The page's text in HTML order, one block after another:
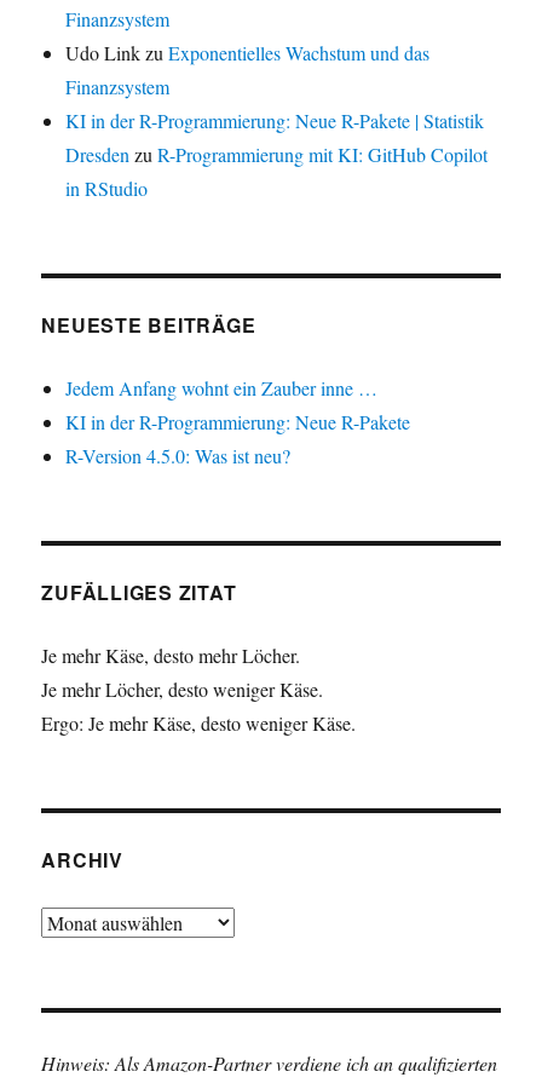
Finanzsystem
Udo LinkzuExponentielles Wachstum und das
Finanzsystem
KI in der R-Programmierung: Neue R-Pakete | Statistik
Dresden zuR-Programmierung mit KI: GitHub Copilot
in RStudio
NEUESTE BEITRÄGE
Jedem Anfang wohnt ein Zauber inne …
KI in der R-Programmierung: Neue R-Pakete
R-Version 4.5.0: Was ist neu?
ZUFÄLLIGES ZITAT
Je mehr Käse, desto mehr Löcher.
Je mehr Löcher, desto weniger Käse.
Ergo: Je mehr Käse, desto weniger Käse.
ARCHIV
Archiv
Hinweis: Als Amazon-Partner verdiene ich an qualifizierten